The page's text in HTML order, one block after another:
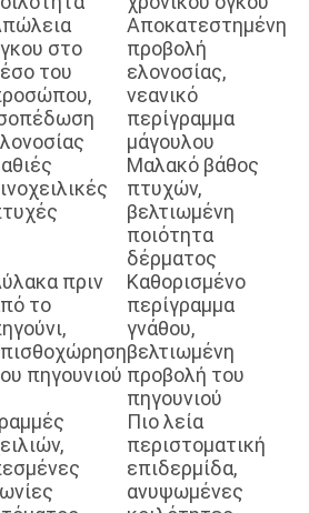
στο
του
Αποκατεστημένη
προβολή
ελονοσίας,
νεανικό
περίγραμμα
μάγουλου
Μαλακό βάθος
πτυχών,
βελτιωμένη
ποιότητα
δέρματος
πριν
το
πηγουνιού
Καθορισμένο
περίγραμμα
γνάθου,
βελτιωμένη
προβολή του
πηγουνιού
Πιο λεία
περιστοματική
επιδερμίδα,
ανυψωμένες